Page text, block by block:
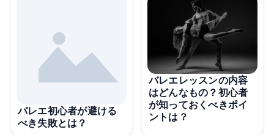
バレエ初心者が避ける
べき失敗とは？
バレエレッスンの内容
はどんなもの？初心者
が知っておくべきポイ
ントは？